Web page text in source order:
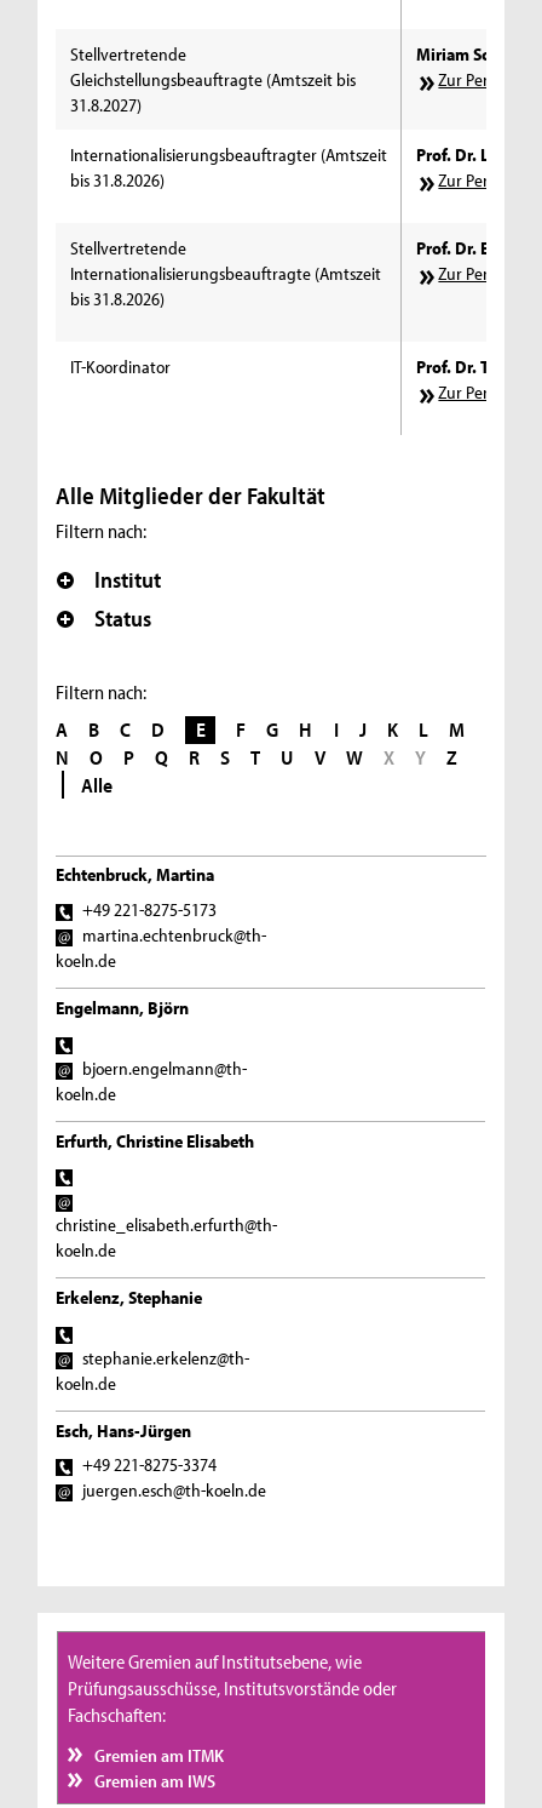
Stellvertretende
Gleichstellungsbeauftragte (Amtszeit bis
31.8.2027)
Miriam Schmitz
Zur
Internationalisierungsbeauftragter (Amtszeit
bis 31.8.2026)
Prof. Dr. Lars
Zur
Stellvertretende
Internationalisierungsbeauftragte (Amtszeit
bis 31.8.2026)
Prof. Dr. Elke
Zur
IT-Koordinator
Prof. Dr. Tobias
Zur
Alle Mitglieder der Fakultät
Filtern nach:
Institut
Status
Filtern nach:
A B C D E F G H I J K L
M
N
O P Q R S T U V W X Y
Z
Alle
Echtenbruck, Martina
+49 221-8275-5173
martina.echtenbruck@th-
koeln.de
Engelmann, Björn
bjoern.engelmann@th-
koeln.de
Erfurth, Christine Elisabeth
christine_elisabeth.erfurth@th-
koeln.de
Erkelenz, Stephanie
stephanie.erkelenz@th-
koeln.de
Esch, Hans-Jürgen
+49 221-8275-3374
juergen.esch@th-koeln.de
Weitere Gremien auf Institutsebene, wie
Prüfungsausschüsse, Institutsvorstände oder
Fachschaften:
Gremien am ITMK
Gremien am IWS